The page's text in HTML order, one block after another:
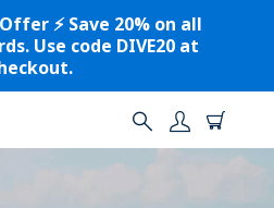
⚡️ Save 20% on all
Use code DIVE20 at